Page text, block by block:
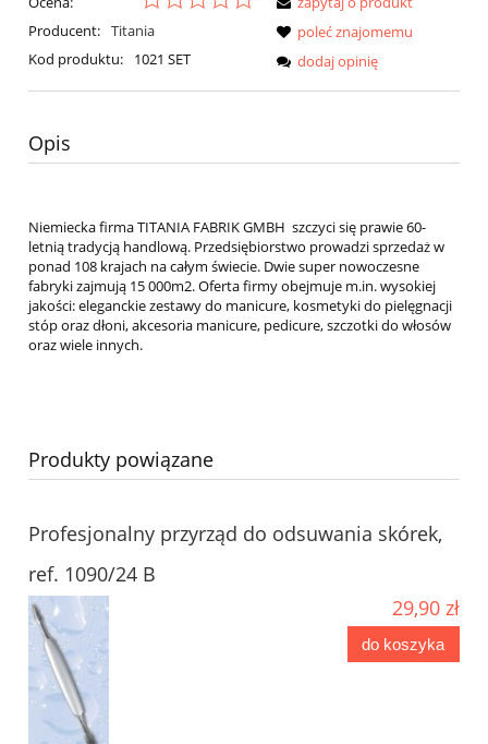
Producent: Titania
Kod produktu:
1021 SET
poleć znajomemu
dodaj opinię
Opis
Niemiecka firma TITANIA FABRIK GMBH szczyci się prawie 60-
letnią tradycją handlową. Przedsiębiorstwo prowadzi sprzedaż w
ponad 108 krajach na całym świecie. Dwie super nowoczesne
fabryki zajmują 15 000m2. Oferta firmy obejmuje m.in. wysokiej
jakości: eleganckie zestawy do manicure, kosmetyki do pielęgnacji
stóp oraz dłoni, akcesoria manicure, pedicure, szczotki do włosów
oraz wiele innych.
Produkty powiązane
Profesjonalny przyrząd do odsuwania skórek,
ref. 1090/24 B
29,90 zł
do koszyka